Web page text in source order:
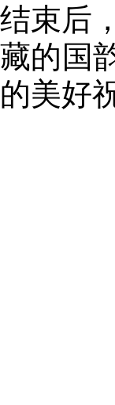
结束后
藏的国
的美好